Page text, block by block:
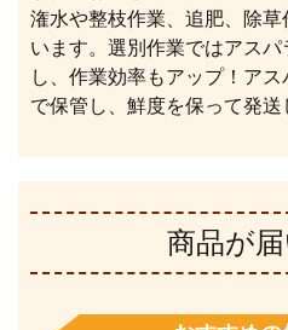
潅水や整枝作業、追肥、除
います。選別作業ではアス
し、作業効率もアップ！ア
で保管し、鮮度を保って発送
商品が